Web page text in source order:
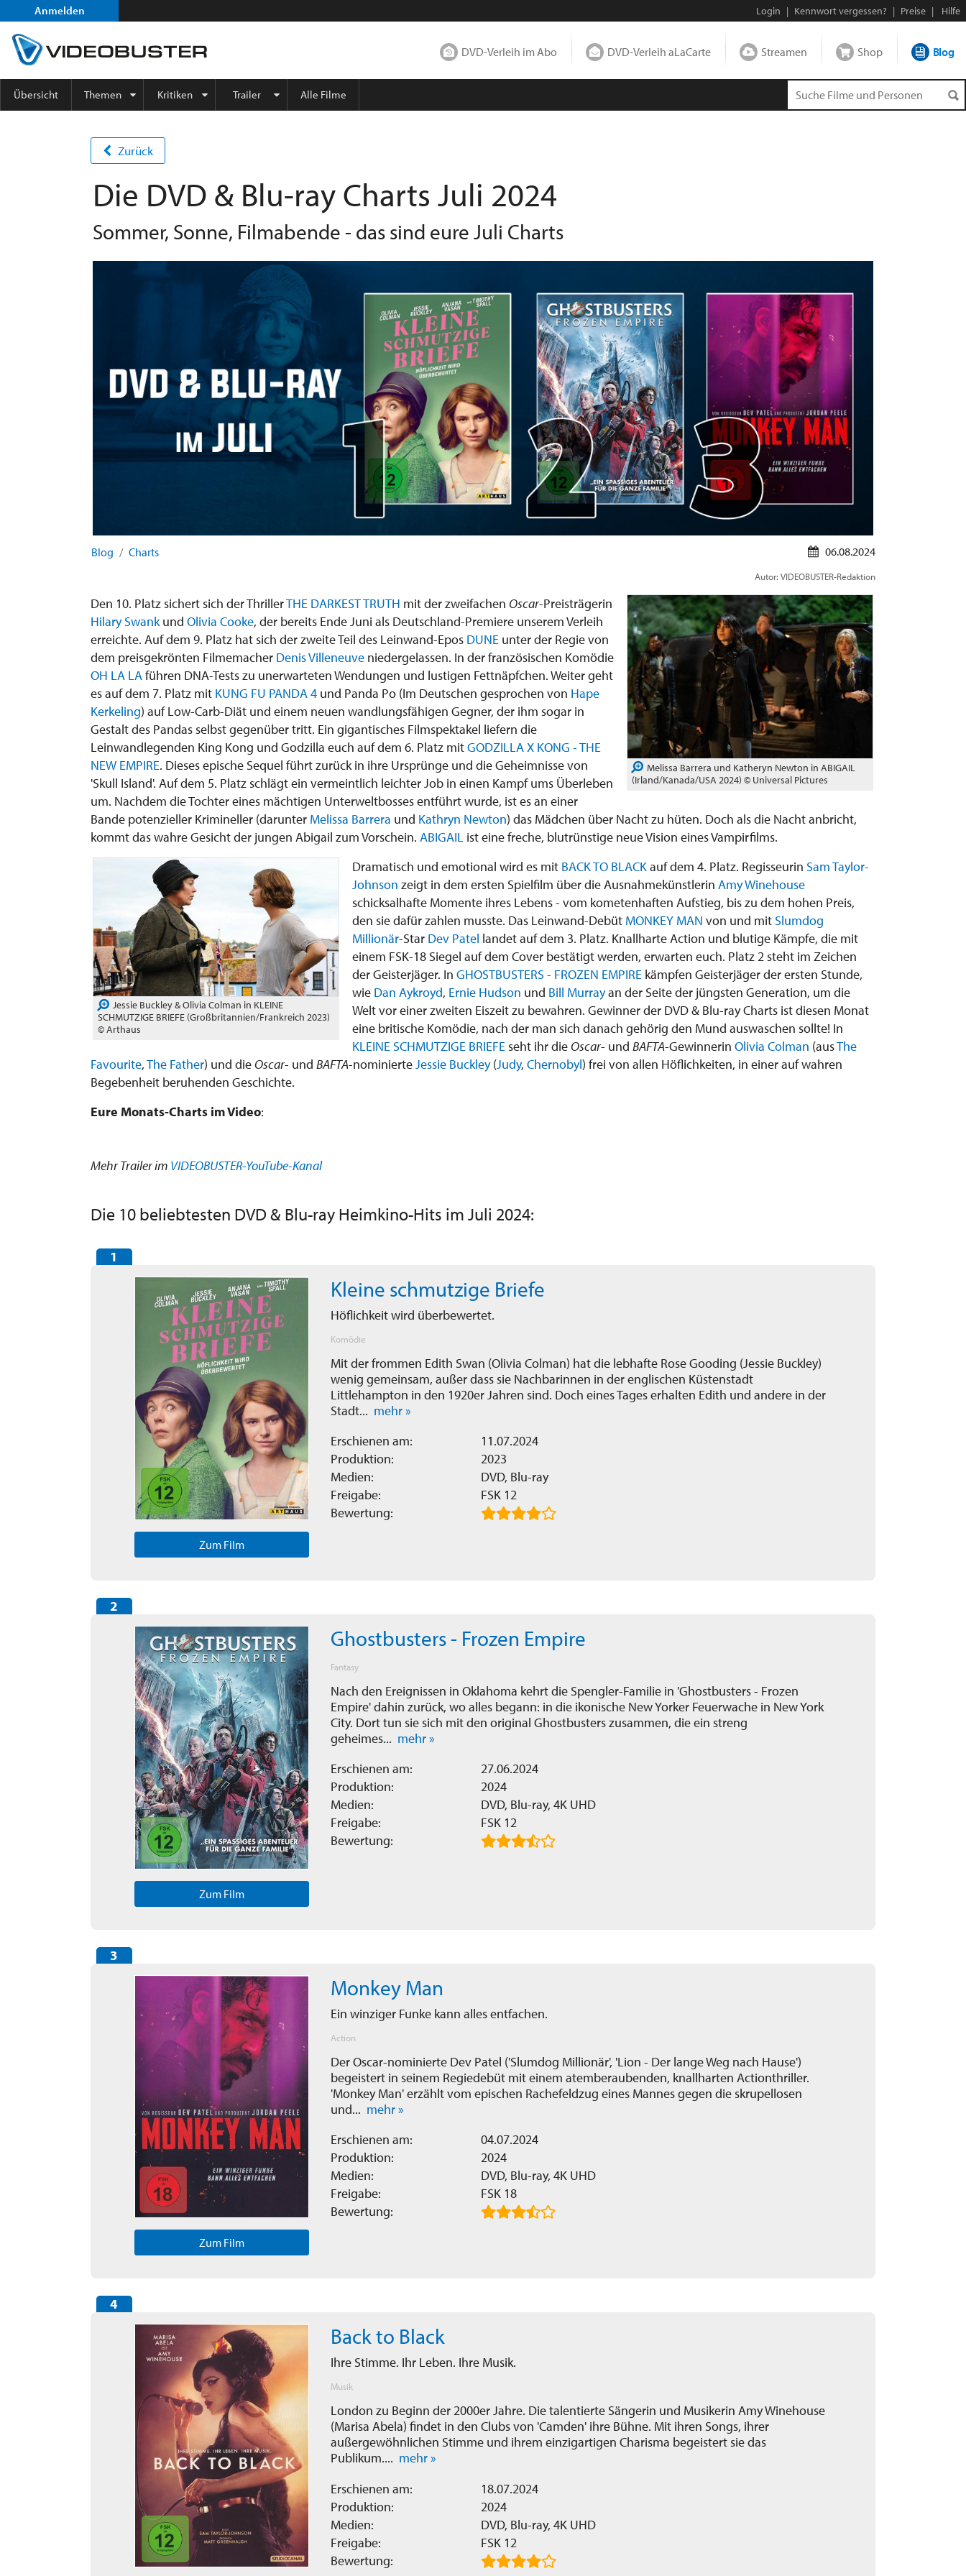
Anmelden Login | Kennwort vergessen? | Preise | Hilfe
DVD-Verleih im Abo DVD-Verleih aLaCarte Streamen Shop Blog
Übersicht Themen Kritiken Trailer Alle Filme
Zurück
Die DVD & Blu-ray Charts Juli 2024
Sommer, Sonne, Filmabende - das sind eure Juli Charts
Blog Charts 06.08.2024
Autor: VIDEOBUSTER-Redaktion
Melissa Barrera und Katheryn Newton in ABIGAIL
(Irland/Kanada/USA 2024) © Universal Pictures
Den 10. Platz sichert sich der ThrillerTHE DARKEST TRUTH mit der zweifachen Oscar-Preisträgerin
Hilary Swankund Olivia Cooke, der bereits Ende Juni als Deutschland-Premiere unserem Verleih
erreichte. Auf dem 9. Platz hat sich der zweite Teil des Leinwand-Epos DUNE unter der Regie von
dem preisgekrönten Filmemacher Denis Villeneuve niedergelassen. In der französischen Komödie
OH LA LAführen DNA-Tests zu unerwarteten Wendungen und lustigen Fettnäpfchen. Weiter geht
es auf dem 7. Platz mit KUNG FU PANDA 4 und Panda Po (Im Deutschen gesprochen von Hape
Kerkeling) auf Low-Carb-Diät und einem neuen wandlungsfähigen Gegner, der ihm sogar in
Gestalt des Pandas selbst gegenüber tritt. Ein gigantisches Filmspektakel liefern die
Leinwandlegenden King Kong und Godzilla euch auf dem 6. Platz mitGODZILLA X KONG - THE
NEW EMPIRE. Dieses epische Sequel führt zurück in ihre Ursprünge und die Geheimnisse von
'Skull Island'. Auf dem 5. Platz schlägt ein vermeintlich leichter Job in einen Kampf ums Überleben
um. Nachdem die Tochter eines mächtigen Unterweltbosses entführt wurde, ist es an einer
Bande potenzieller Krimineller (darunter Melissa Barrera und Kathryn Newton) das Mädchen über Nacht zu hüten. Doch als die Nacht anbricht,
kommt das wahre Gesicht der jungen Abigail zum Vorschein. ABIGAIL ist eine freche, blutrünstige neue Vision eines Vampirfilms.
Jessie Buckley & Olivia Colman in KLEINE
SCHMUTZIGE BRIEFE (Großbritannien/Frankreich 2023)
© Arthaus
Dramatisch und emotional wird es mit BACK TO BLACKauf dem 4. Platz. Regisseurin Sam Taylor-
Johnson zeigt in dem ersten Spielfilm über die Ausnahmekünstlerin Amy Winehouse
schicksalhafte Momente ihres Lebens - vom kometenhaften Aufstieg, bis zu dem hohen Preis,
den sie dafür zahlen musste. Das Leinwand-Debüt MONKEY MAN von und mit Slumdog
Millionär-Star Dev Patel landet auf dem 3. Platz. Knallharte Action und blutige Kämpfe, die mit
einem FSK-18 Siegel auf dem Cover bestätigt werden, erwarten euch. Platz 2 steht im Zeichen
der Geisterjäger. In GHOSTBUSTERS - FROZEN EMPIREkämpfen Geisterjäger der ersten Stunde,
wie Dan Aykroyd, Ernie Hudson und Bill Murrayan der Seite der jüngsten Generation, um die
Welt vor einer zweiten Eiszeit zu bewahren. Gewinner der DVD & Blu-ray Charts ist diesen Monat
eine britische Komödie, nach der man sich danach gehörig den Mund auswaschen sollte! In
KLEINE SCHMUTZIGE BRIEFEseht ihr dieOscar- und BAFTA-Gewinnerin Olivia Colman (ausThe
Favourite,The Father) und dieOscar- und BAFTA-nominierteJessie Buckley(Judy, Chernobyl) frei von allen Höflichkeiten, in einer auf wahren
Begebenheit beruhenden Geschichte.
Eure Monats-Charts im Video:
Mehr Trailer im VIDEOBUSTER-YouTube-Kanal
Die 10 beliebtesten DVD & Blu-ray Heimkino-Hits im Juli 2024:
Zum Film
Kleine schmutzige Briefe
Höflichkeit wird überbewertet.
Komödie
Mit der frommen Edith Swan (Olivia Colman) hat die lebhafte Rose Gooding (Jessie Buckley)
wenig gemeinsam, außer dass sie Nachbarinnen in der englischen Küstenstadt
Littlehampton in den 1920er Jahren sind. Doch eines Tages erhalten Edith und andere in der
Stadt... mehr »
Erschienen am:
11.07.2024
Produktion:
2023
Medien:
DVD, Blu-ray
Freigabe:
FSK 12
Bewertung:
Zum Film
Ghostbusters - Frozen Empire
Fantasy
Nach den Ereignissen in Oklahoma kehrt die Spengler-Familie in 'Ghostbusters - Frozen
Empire' dahin zurück, wo alles begann: in die ikonische New Yorker Feuerwache in New York
City. Dort tun sie sich mit den original Ghostbusters zusammen, die ein streng
geheimes... mehr »
Erschienen am:
27.06.2024
Produktion:
2024
Medien:
DVD, Blu-ray, 4K UHD
Freigabe:
FSK 12
Bewertung:
Zum Film
Monkey Man
Ein winziger Funke kann alles entfachen.
Action
Der Oscar-nominierte Dev Patel ('Slumdog Millionär', 'Lion - Der lange Weg nach Hause')
begeistert in seinem Regiedebüt mit einem atemberaubenden, knallharten Actionthriller.
'Monkey Man' erzählt vom epischen Rachefeldzug eines Mannes gegen die skrupellosen
und... mehr »
Erschienen am:
04.07.2024
Produktion:
2024
Medien:
DVD, Blu-ray, 4K UHD
Freigabe:
FSK 18
Bewertung:
Back to Black
Ihre Stimme. Ihr Leben. Ihre Musik.
Musik
London zu Beginn der 2000er Jahre. Die talentierte Sängerin und Musikerin Amy Winehouse
(Marisa Abela) findet in den Clubs von 'Camden' ihre Bühne. Mit ihren Songs, ihrer
außergewöhnlichen Stimme und ihrem einzigartigen Charisma begeistert sie das
Publikum.... mehr »
Erschienen am:
18.07.2024
Produktion:
2024
Medien:
DVD, Blu-ray, 4K UHD
Freigabe:
FSK 12
Bewertung: